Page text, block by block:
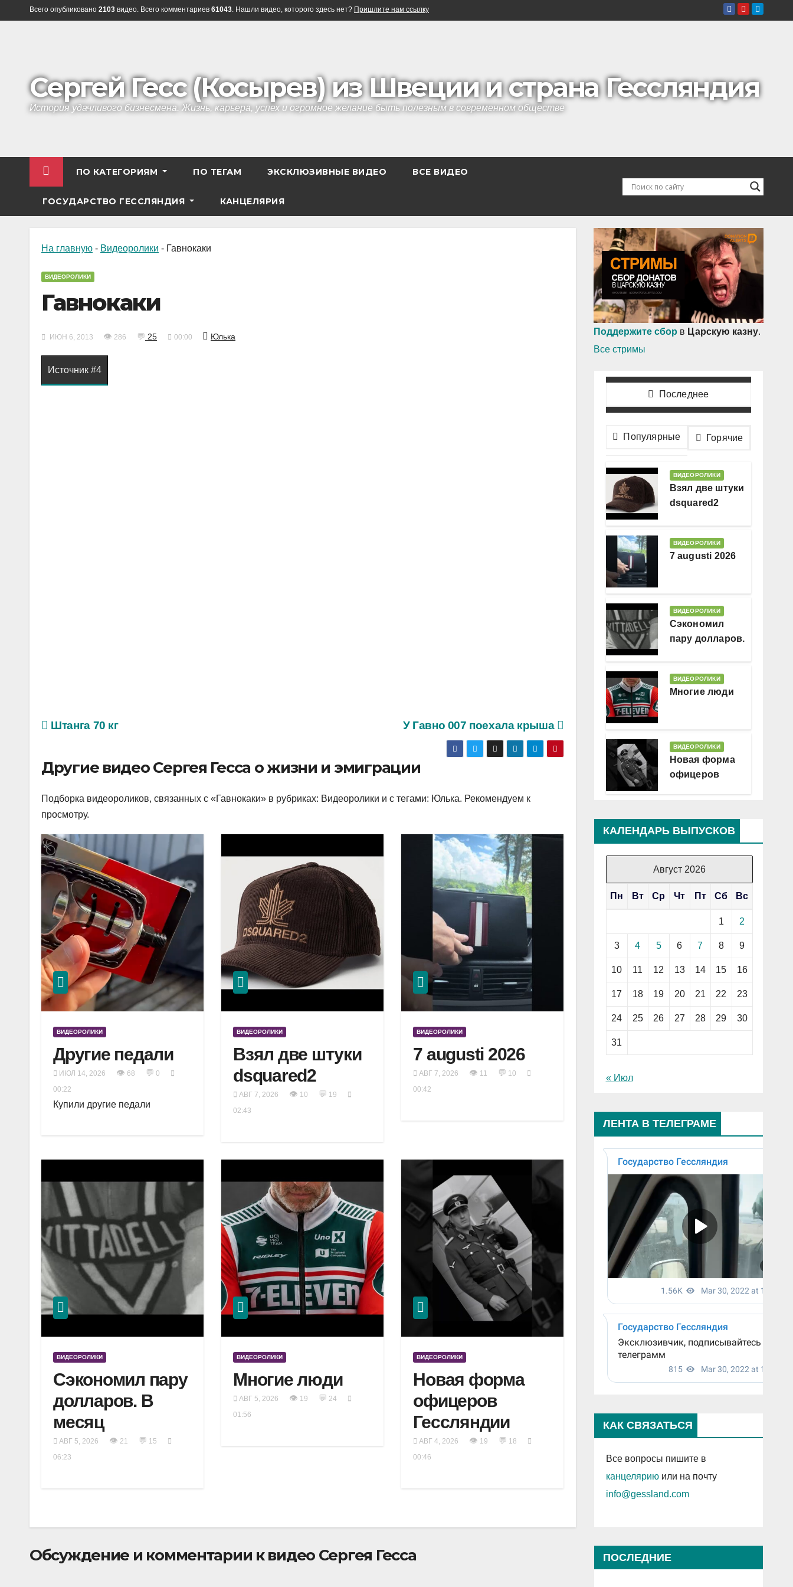
ПерейтиВсего опубликовано 2103 видео. Всего комментариев 61043. Нашли видео, которого здесь нет? Пришлите нам ссылку
Сергей Гесс (Косырев) из Швеции и страна Гессляндия
История удачливого бизнесмена. Жизнь, карьера, успех и огромное желание быть полезным в современном обществе
ПО КАТЕГОРИЯМ ПО ТЕГАМ ЭКСКЛЮЗИВНЫЕ ВИДЕО ВСЕ ВИДЕО
ГОСУДАРСТВО ГЕССЛЯНДИЯ КАНЦЕЛЯРИЯ
На главную - Видеоролики - Гавнокаки
ВИДЕОРОЛИКИ
Гавнокаки
ИЮН 6, 2013 👁 286 💬 25 00:00 Юлька
Источник #4
У Гавно 007 поехала крыша
Штанга 70 кг
Другие видео Сергея Гесса о жизни и эмиграции
Подборка видеороликов, связанных с «Гавнокаки» в рубриках: Видеоролики и с тегами: Юлька. Рекомендуем к
просмотру.
ВИДЕОРОЛИКИ
Другие педали
ИЮЛ 14, 2026 👁 68 💬 0
00:22
Купили другие педали
ВИДЕОРОЛИКИ
Взял две штуки
dsquared2
АВГ 7, 2026 👁 10 💬 19
02:43
ВИДЕОРОЛИКИ
7 augusti 2026
АВГ 7, 2026 👁 11 💬 10
00:42
ВИДЕОРОЛИКИ
Сэкономил пару
долларов. В
месяц
АВГ 5, 2026 👁 21 💬 15
06:23
ВИДЕОРОЛИКИ
Многие люди
АВГ 5, 2026 👁 19 💬 24
01:56
ВИДЕОРОЛИКИ
Новая форма
офицеров
Гессляндии
АВГ 4, 2026 👁 19 💬 18
00:46
Обсуждение и комментарии к видео Сергея Гесса
Поддержите сбор в Царскую казну.
Все стримы
Последнее
Популярные Горячие
ВИДЕОРОЛИКИ
Взял две штуки
dsquared2
ВИДЕОРОЛИКИ
7 augusti 2026
ВИДЕОРОЛИКИ
Сэкономил
пару долларов.
ВИДЕОРОЛИКИ
Многие люди
ВИДЕОРОЛИКИ
Новая форма
офицеров
КАЛЕНДАРЬ ВЫПУСКОВ
Август 2026
Пн Вт Ср Чт Пт Сб Вс
1 2
3 4 5 6 7 8 9
10 11 12 13 14 15 16
17 18 19 20 21 22 23
24 25 26 27 28 29 30
31
« Июл
ЛЕНТА В ТЕЛЕГРАМЕ
КАК СВЯЗАТЬСЯ
Все вопросы пишите в
канцеляриюили на почту
info@gessland.com
ПОСЛЕДНИЕ